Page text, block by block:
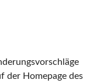
der Homepage des